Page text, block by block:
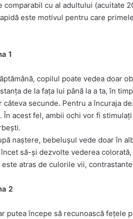
comparabil cu al adultului (acuitate
este motivul pentru care
1
copilul poate vedea doar
de la fața lui până la a ta, în
câteva secunde. Pentru a încuraja
. În acest fel, ambii ochi vor fi
naștere, bebelușul vede doar în
să-și dezvolte vederea
atras de culorile vii,
2
putea începe să recunoască fețele